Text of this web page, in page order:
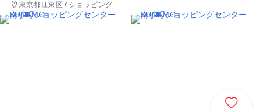
東京都江東区 / ショッピング